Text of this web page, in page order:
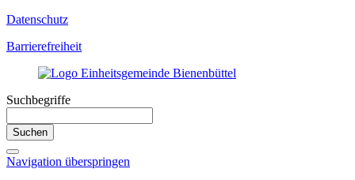
Datenschutz
Barrierefreiheit
Suchbegriffe
Suchen
Navigation überspringen